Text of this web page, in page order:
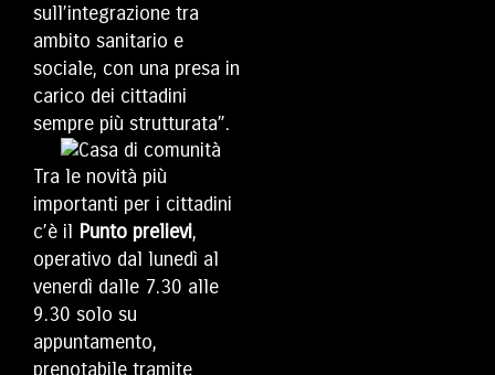
sull’integrazione tra
ambito sanitario e
sociale, con una presa in
carico dei cittadini
sempre più strutturata”.
Tra le novità più
importanti per i cittadini
c’è il Punto prelievi,
operativo dal lunedì al
venerdì dalle 7.30 alle
9.30 solo su
appuntamento,
prenotabile tramite